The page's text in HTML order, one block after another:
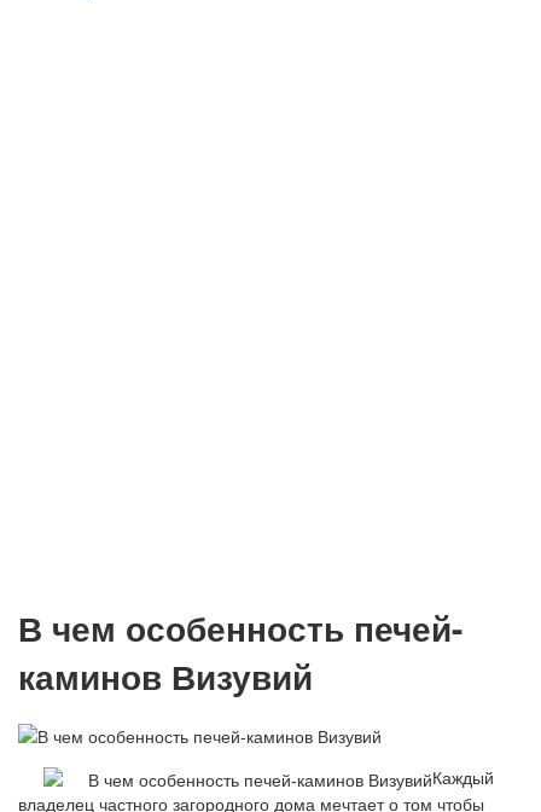
В чем особенность печей-
каминов Визувий
Каждый
владелец частного загородного дома мечтает о том чтобы